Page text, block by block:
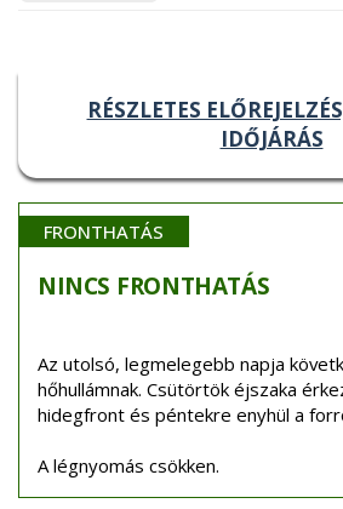
RÉSZLETES
IDŐJÁRÁS
FRONTHATÁS
NINCS FRONTHATÁS
Az utolsó, legmelegebb napja
hőhullámnak. Csütörtök éjszaka
hidegfront és péntekre enyhül a
A légnyomás csökken.